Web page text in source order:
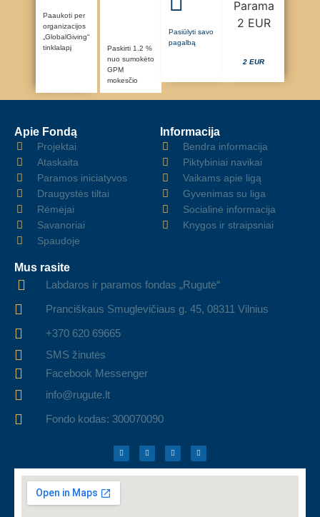
Paaukoti per
organizacijos
„GlobalGiving“
tinklalapį
Paskirti 1.2 %
nuo sumokėto
GPM
mokesčio
Pasiūlyti savo
pagalbą
2 EUR
Apie Fondą
Projektai
Ataskaita
Paramos iniciatyvos
Draugystės tiltai
Rėmėjai
Savanoriai
Spaudoje
Informacija
Bendra informacija
Piktybiniai navikai
Vaikams apie ligą
Gyvenimas su liga
Socialinė informacija
Knygos ir straipsniai
Mus rasite
Labdaros ir paramos fondas „Rugutė“
Pranciškaus Smuglevičiaus g. 45, 08311 Vilnius
+370 620 69665
SMS žinutės
Facebook Messenger
info@rugute.lt
Fondo kodas: 300070090